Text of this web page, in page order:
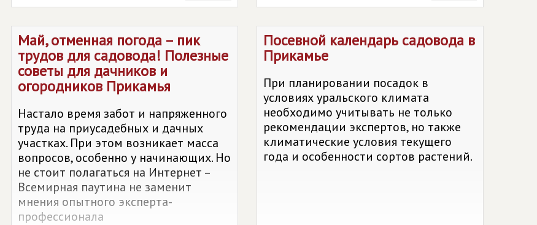
Май, отменная погода – пик
трудов для садовода! Полезные
советы для дачников и
огородников Прикамья
Настало время забот и напряженного
труда на приусадебных и дачных
участках. При этом возникает масса
вопросов, особенно у начинающих. Но
не стоит полагаться на Интернет –
Всемирная паутина не заменит
мнения опытного эксперта-
профессионала
Посевной календарь садовода в
Прикамье
При планировании посадок в
условиях уральского климата
необходимо учитывать не только
рекомендации экспертов, но также
климатические условия текущего
года и особенности сортов растений.